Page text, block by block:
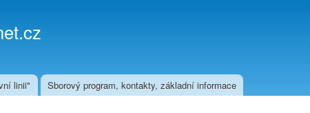
linii" Sborový program, kontakty, základní informace